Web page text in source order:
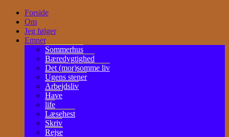
Forside
Om
Jeg følger
Emner
Sommerhus
Bæredygtighed
Det (mor)somme liv
Ugens stener
Arbejdsliv
Have
life
Læsehest
Skriv
Rejse